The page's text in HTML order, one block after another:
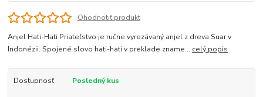
Ohodnotiť produkt
Anjel Hati-Hati Priateľstvo je ručne vyrezávaný anjel z dreva Suar v
Indonézii. Spojené slovo hati-hati v preklade zname... celý popis
Dostupnosť Posledný kus